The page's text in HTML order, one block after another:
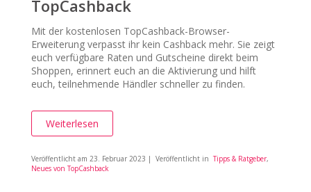
TopCashback
Mit der kostenlosen TopCashback-Browser-
Erweiterung verpasst ihr kein Cashback mehr. Sie zeigt
euch verfügbare Raten und Gutscheine direkt beim
Shoppen, erinnert euch an die Aktivierung und hilft
euch, teilnehmende Händler schneller zu finden.
Weiterlesen
Veröffentlicht am 23. Februar 2023 | Veröffentlicht in Tipps & Ratgeber,
Neues von TopCashback